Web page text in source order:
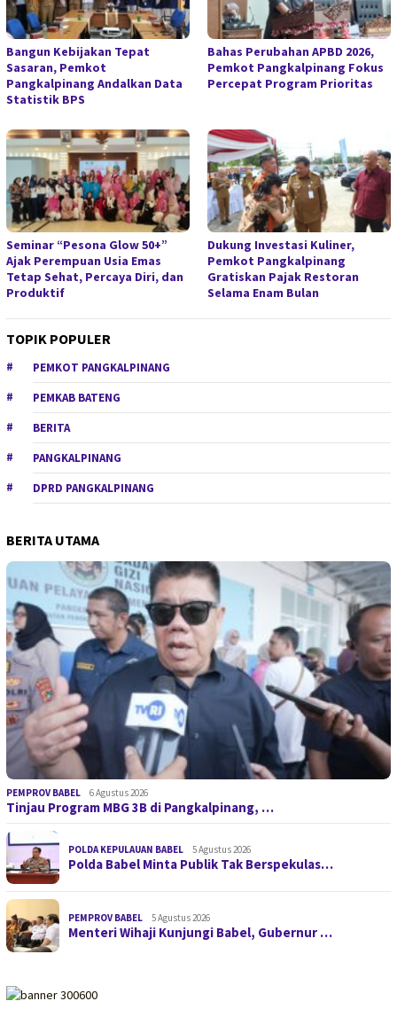
Bangun Kebijakan Tepat
Sasaran, Pemkot
Pangkalpinang Andalkan Data
Statistik BPS
Bahas Perubahan APBD 2026,
Pemkot Pangkalpinang Fokus
Percepat Program Prioritas
Seminar “Pesona Glow 50+”
Ajak Perempuan Usia Emas
Tetap Sehat, Percaya Diri, dan
Produktif
Dukung Investasi Kuliner,
Pemkot Pangkalpinang
Gratiskan Pajak Restoran
Selama Enam Bulan
TOPIK POPULER
PEMKOT PANGKALPINANG
PEMKAB BATENG
BERITA
PANGKALPINANG
DPRD PANGKALPINANG
BERITA UTAMA
PEMPROV BABEL 6 Agustus 2026
Tinjau Program MBG 3B di Pangkalpinang, …
POLDA KEPULAUAN BABEL 5 Agustus 2026
Polda Babel Minta Publik Tak Berspekulas…
PEMPROV BABEL 5 Agustus 2026
Menteri Wihaji Kunjungi Babel, Gubernur …